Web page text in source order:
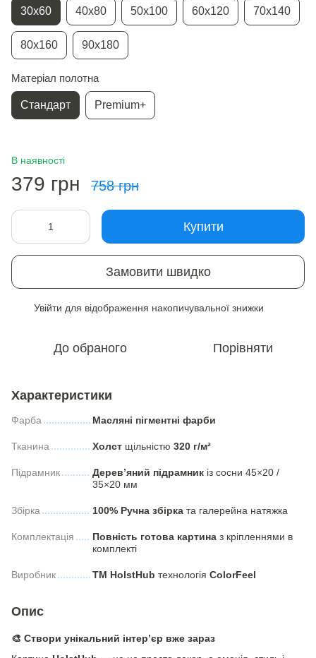
30х60 40х80 50х100 60х120 70х140
80х160 90х180
Матеріал полотна
Стандарт Premium+
В наявності
379 грн 758 грн
Купити
Замовити швидко
Увійти для відображення накопичувальної знижки
До обраного Порівняти
Характеристики
Фарба Масляні пігментні фарби
Тканина Холст щільністю 320 г/м²
Підрамник Дерев’яний підрамник із сосни 45×20 /
35×20 мм
Збірка 100% Ручна збірка та галерейна натяжка
Комплектація Повність готова картина з кріпленнями в
комплекті
Виробник ТМ HolstHub технологія СolorFeel
Опис
🎨 Створи унікальний інтер’єр вже зараз